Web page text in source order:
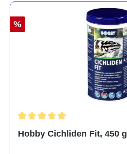
%
Hobby Cichliden Fit, 450 g